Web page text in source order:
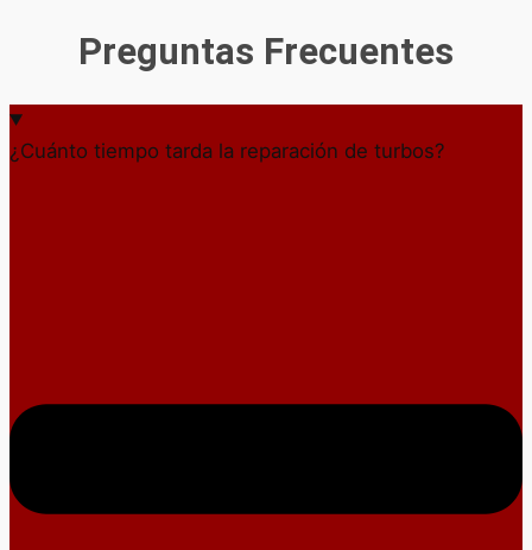
Preguntas Frecuentes
¿Cuánto tiempo tarda la reparación de turbos?